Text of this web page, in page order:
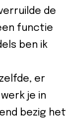
de
functie
ben ik
er
je in
bezig het